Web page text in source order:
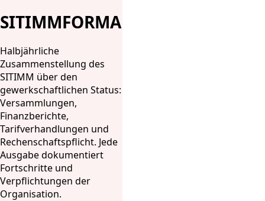
SITIMMFORMA
Halbjährliche
Zusammenstellung des
SITIMM über den
gewerkschaftlichen Status:
Versammlungen,
Finanzberichte,
Tarifverhandlungen und
Rechenschaftspflicht. Jede
Ausgabe dokumentiert
Fortschritte und
Verpflichtungen der
Organisation.